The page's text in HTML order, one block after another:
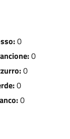
0
0
0
0
0